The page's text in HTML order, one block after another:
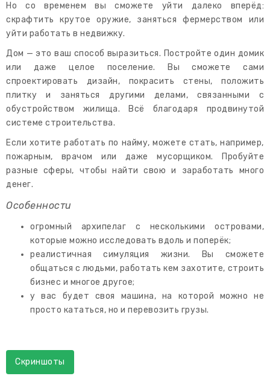
Но со временем вы сможете уйти далеко вперёд:
скрафтить крутое оружие, заняться фермерством или
уйти работать в недвижку.
Дом — это ваш способ выразиться. Постройте один домик
или даже целое поселение. Вы сможете сами
спроектировать дизайн, покрасить стены, положить
плитку и заняться другими делами, связанными с
обустройством жилища. Всё благодаря продвинутой
системе строительства.
Если хотите работать по найму, можете стать, например,
пожарным, врачом или даже мусорщиком. Пробуйте
разные сферы, чтобы найти свою и заработать много
денег.
Особенности
огромный архипелаг с несколькими островами,
которые можно исследовать вдоль и поперёк;
реалистичная симуляция жизни. Вы сможете
общаться с людьми, работать кем захотите, строить
бизнес и многое другое;
у вас будет своя машина, на которой можно не
просто кататься, но и перевозить грузы.
Скриншоты